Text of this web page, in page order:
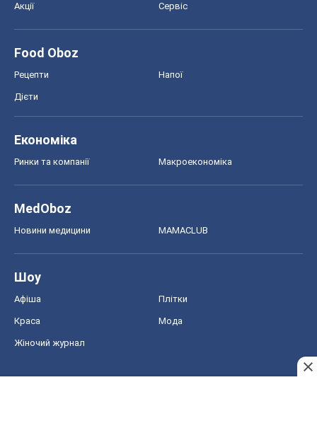
Акції Сервіс
Food Oboz
Рецепти Напої
Дієти
Економіка
Ринки та компанії Макроекономіка
MedOboz
Новини медицини MAMACLUB
Шоу
Афіша Плітки
Краса Мода
Жіночий журнал